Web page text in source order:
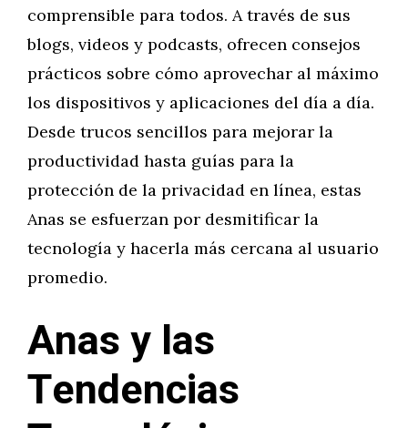
comprensible para todos. A través de sus
blogs, videos y podcasts, ofrecen consejos
prácticos sobre cómo aprovechar al máximo
los dispositivos y aplicaciones del día a día.
Desde trucos sencillos para mejorar la
productividad hasta guías para la
protección de la privacidad en línea, estas
Anas se esfuerzan por desmitificar la
tecnología y hacerla más cercana al usuario
promedio.
Anas y las
Tendencias